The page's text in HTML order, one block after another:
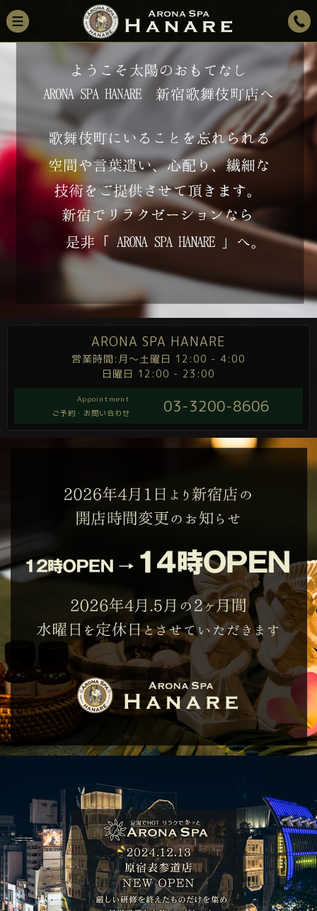
ARONA SPA HANARE
営業時間:月～土曜日 12:00 - 4:00
日曜日 12:00 - 23:00
Appointment
ご予約・お問い合わせ
03-3200-8606